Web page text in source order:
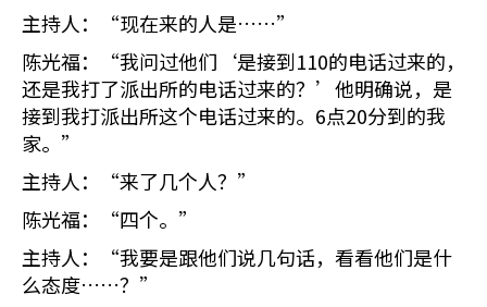
主持人：“现在来的人是……”
陈光福：“我问过他们‘是接到110的电话过来的，
还是我打了派出所的电话过来的？’他明确说，是
接到我打派出所这个电话过来的。6点20分到的我
家。”
主持人：“来了几个人？”
陈光福：“四个。”
主持人：“我要是跟他们说几句话，看看他们是什
么态度……？”